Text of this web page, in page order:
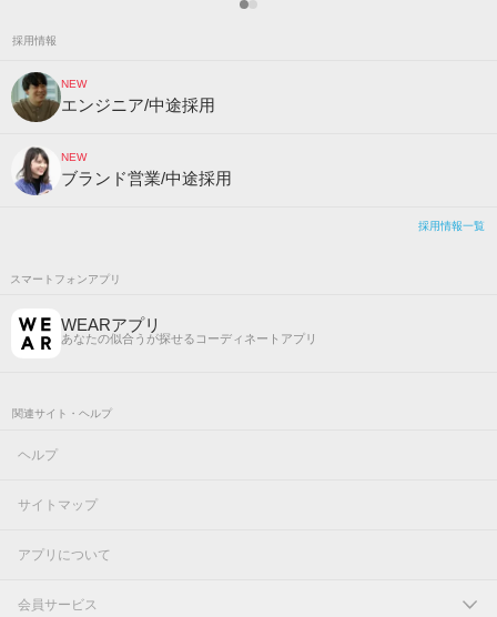
採用情報
NEW
エンジニア/中途採用
NEW
ブランド営業/中途採用
採用情報一覧
スマートフォンアプリ
WEARアプリ
あなたの似合うが探せるコーディネートアプリ
関連サイト・ヘルプ
ヘルプ
サイトマップ
アプリについて
会員サービス